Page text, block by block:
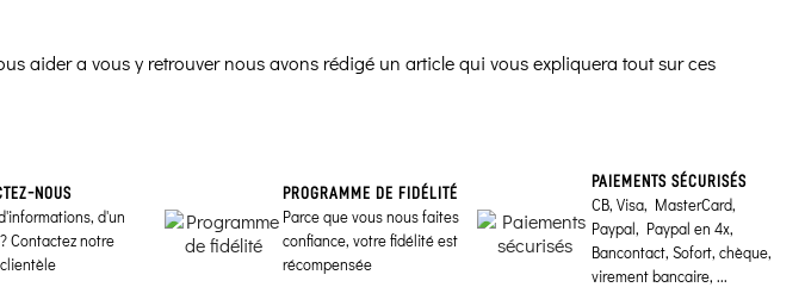
aider a vous y retrouver nous avons rédigé un article qui vous expliquera tout sur ces
NOUS
d'un
Contactez notre
PROGRAMME DE FIDÉLITÉ
Parce que vous nous faites
confiance, votre fidélité est
récompensée
PAIEMENTS SÉCURISÉS
CB, Visa, MasterCard,
Paypal, Paypal en 4x,
Bancontact, Sofort, chèque,
virement bancaire, ...